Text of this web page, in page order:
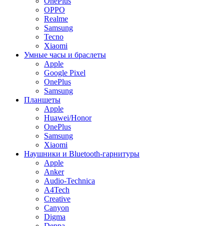
OPPO
Realme
Samsung
Tecno
Xiaomi
Умные часы и браслеты
Apple
Google Pixel
OnePlus
Samsung
Планшеты
Apple
Huawei/Honor
OnePlus
Samsung
Xiaomi
Наушники и Bluetooth-гарнитуры
Apple
Anker
Audio-Technica
A4Tech
Creative
Canyon
Digma